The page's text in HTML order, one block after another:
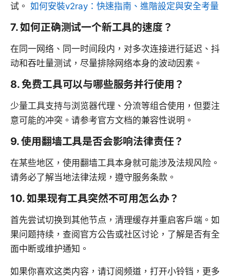
试。 如何安裝v2ray：快速指南、進階設定與安全考量
7. 如何正确测试一个新工具的速度？
在同一网络、同一时间段内，对多次连接进行延迟、抖
动和吞吐量测试，尽量排除网络本身的波动因素。
8. 免费工具可以与哪些服务并行使用？
少量工具支持与浏览器代理、分流等组合使用，但要注
意可能的冲突。请参考官方文档的兼容性说明。
9. 使用翻墙工具是否会影响法律责任？
在某些地区，使用翻墙工具本身就可能涉及法规风险。
请务必了解当地法律法规，遵守服务条款。
10. 如果现有工具突然不可用怎么办？
首先尝试切换到其他节点，清理缓存并重启客户端。如
果问题持续，查阅官方公告或社区讨论，了解是否有全
面中断或维护通知。
如果你喜欢这类内容，请订阅频道，打开小铃铛，更多